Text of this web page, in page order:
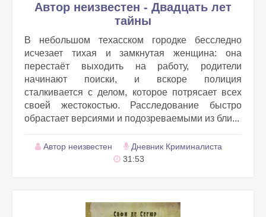
Автор неизвестен - Двадцать лет
тайны
В небольшом техасском городке бесследно
исчезает тихая и замкнутая женщина: она
перестаёт выходить на работу, родители
начинают поиски, и вскоре полиция
сталкивается с делом, которое потрясает всех
своей жестокостью. Расследование быстро
обрастает версиями и подозреваемыми из бли...
Автор неизвестен
Дневник Криминалиста
31:53